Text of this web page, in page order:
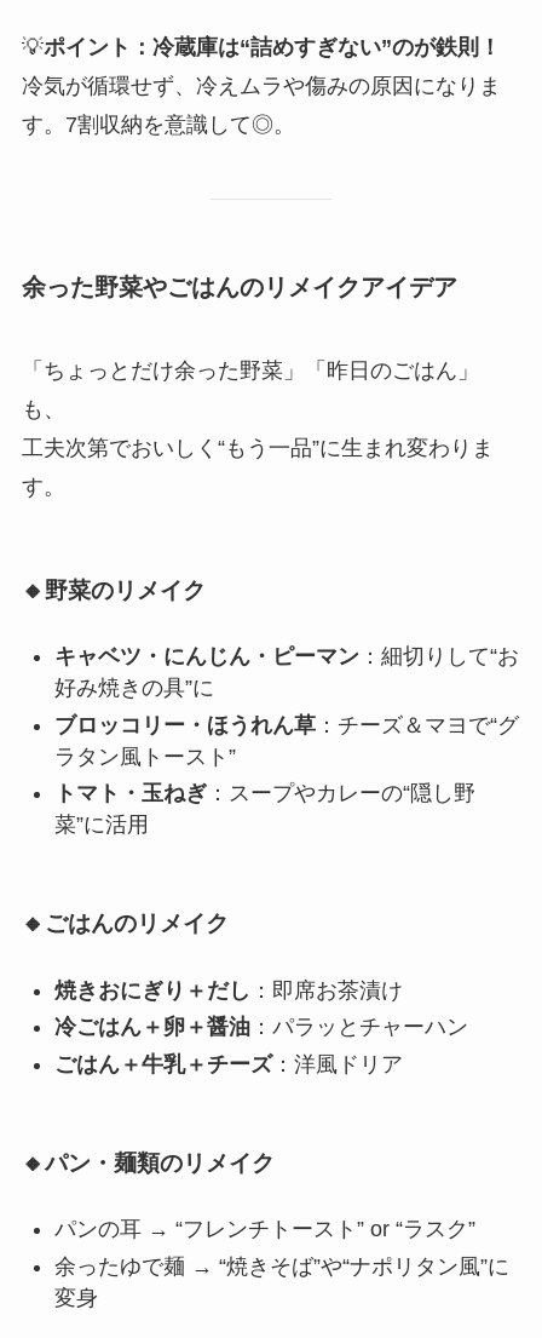
💡ポイント：冷蔵庫は“詰めすぎない”のが鉄則！
冷気が循環せず、冷えムラや傷みの原因になりま
す。7割収納を意識して◎。
余った野菜やごはんのリメイクアイデア
「ちょっとだけ余った野菜」「昨日のごはん」
も、
工夫次第でおいしく“もう一品”に生まれ変わりま
す。
🔸野菜のリメイク
キャベツ・にんじん・ピーマン：細切りして“お
好み焼きの具”に
ブロッコリー・ほうれん草：チーズ＆マヨで“グ
ラタン風トースト”
トマト・玉ねぎ：スープやカレーの“隠し野
菜”に活用
🔸ごはんのリメイク
焼きおにぎり＋だし ：即席お茶漬け
冷ごはん＋卵＋醤油：パラッとチャーハン
ごはん＋牛乳＋チーズ：洋風ドリア
🔸パン・麺類のリメイク
パンの耳 → “フレンチトースト” or “ラスク”
余ったゆで麺 → “焼きそば”や“ナポリタン風”に
変身